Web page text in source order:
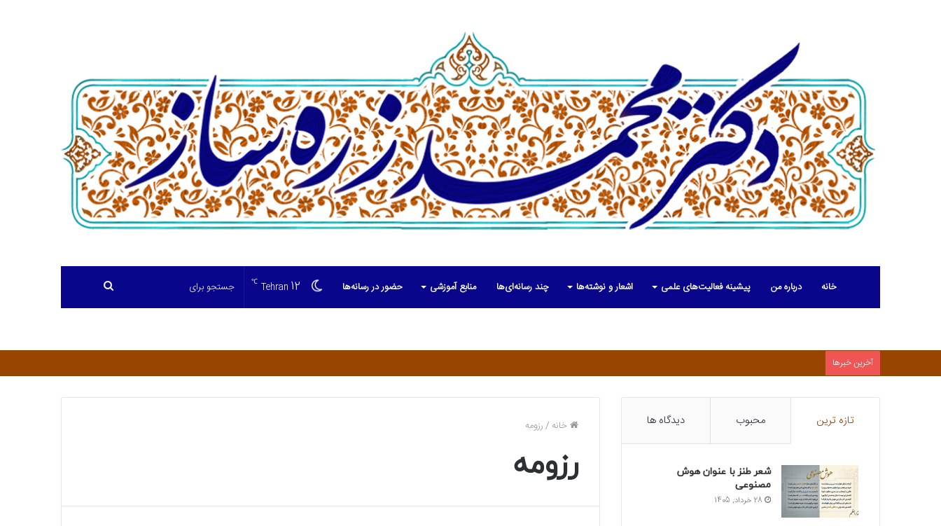
خانه درباره من پیشینه فعالیت‌های علمی اشعار و نوشته‌ها چند رسانه‌ای‌ها منابع آموزشی حضور در رسانه‌ها Tehran 12
℃
آخرین خبرها
خانه /رزومه
رزومه
تازه ترین محبوب دیدگاه ها
شعر طنز با عنوان هوش
مصنوعی
28 خرداد, 1405